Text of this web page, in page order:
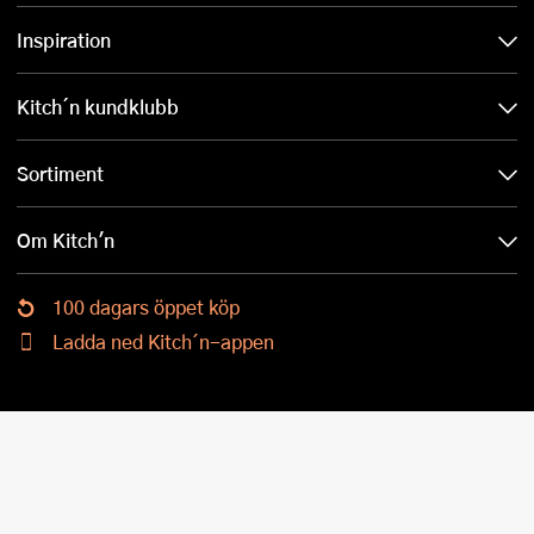
Inspiration
Kitch´n kundklubb
Sortiment
Om Kitch'n
100 dagars öppet köp
Ladda ned Kitch´n-appen